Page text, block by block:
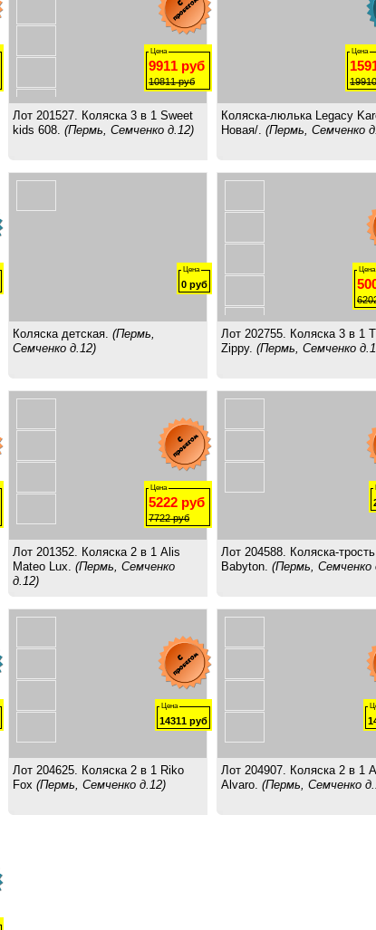
Цена
9911 руб
10811руб
Лот 201527. Коляска 3 в 1 Sweet
kids 608. (Пермь, Семченко д.12)
Цена
19910
Коляска-люлька Legacy
Новая/. (Пермь, Семченко
Цена
0 руб
Коляска детская. (Пермь,
Семченко д.12)
Цена
Лот 202755. Коляска 3 в 1
Zippy. (Пермь, Семченко
Цена
5222 руб
7722руб
Лот 201352. Коляска 2 в 1 Alis
Mateo Lux. (Пермь, Семченко
д.12)
Лот 204588. Коляска-трость
Babyton. (Пермь, Семченко
Цена
14311 руб
Лот 204625. Коляска 2 в 1 Riko
Fox (Пермь, Семченко д.12)
Лот 204907. Коляска 2 в 1
Alvaro. (Пермь, Семченко